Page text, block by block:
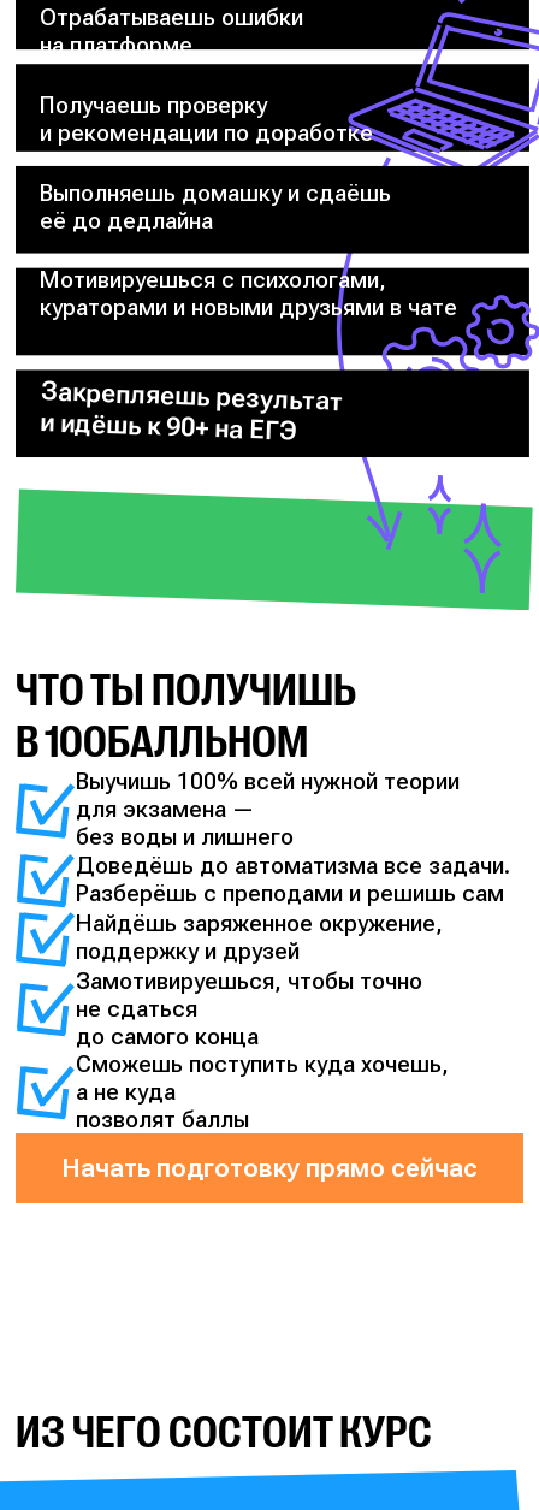
Отрабатываешь ошибки
на платформе
Получаешь проверку
и рекомендации по доработке
Выполняешь домашку и сдаёшь
её до дедлайна
Мотивируешься с психологами,
кураторами и новыми друзьями в чате
Закрепляешь результат
и идёшь к 90+ на ЕГЭ
ЧТО ТЫ ПОЛУЧИШЬ
В 100БАЛЛЬНОМ
Выучишь 100% всей нужной теории
для экзамена —
без воды и лишнего
Доведёшь до автоматизма все задачи.
Разберёшь с преподами и решишь сам
Найдёшь заряженное окружение,
поддержку и друзей
Замотивируешься, чтобы точно
не сдаться
до самого конца
Сможешь поступить куда хочешь,
а не куда
позволят баллы
Начать подготовку прямо сейчас
ИЗ ЧЕГО СОСТОИТ КУРС